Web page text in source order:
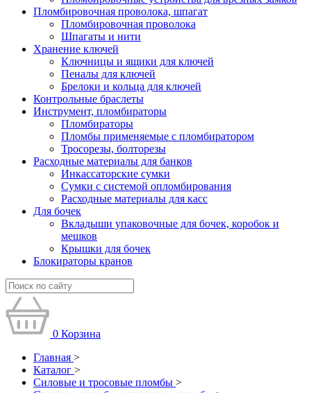
Пломбировочная проволока, шпагат
Пломбировочная проволока
Шпагаты и нити
Хранение ключей
Ключницы и ящики для ключей
Пеналы для ключей
Брелоки и кольца для ключей
Контрольные браслеты
Инструмент, пломбираторы
Пломбираторы
Пломбы применяемые с пломбиратором
Тросорезы, болторезы
Расходные материалы для банков
Инкассаторские сумки
Сумки с системой опломбирования
Расходные материалы для касс
Для бочек
Вкладыши упаковочные для бочек, коробок и
мешков
Крышки для бочек
Блокираторы кранов
0 Корзина
Главная >
Каталог >
Силовые и тросовые пломбы >